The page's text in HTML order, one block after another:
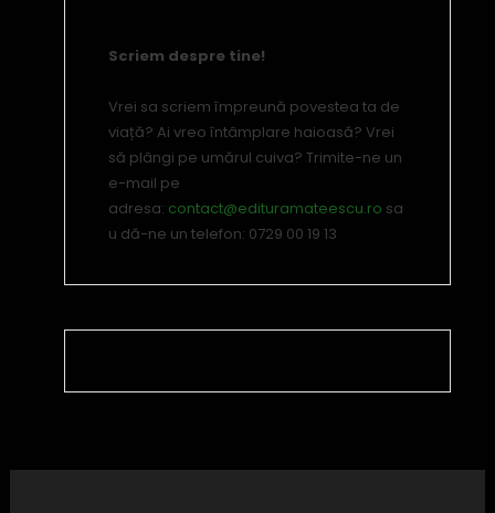
Scriem despre tine!
Vrei sa scriem împreună povestea ta de
viață? Ai vreo întâmplare haioasă? Vrei
să plângi pe umărul cuiva? Trimite-ne un
e-mail pe
adresa: contact@edituramateescu.ro sa
u dă-ne un telefon: 0729 00 19 13